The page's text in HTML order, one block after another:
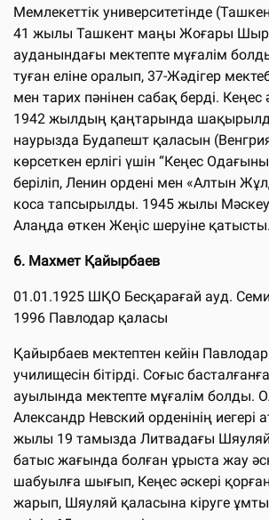
Мемлекеттік университетінде
41 жылы Ташкент маңы Жоғары
ауданындағы мектепте мұғалім
туған еліне оралып, 37-Жәдігер
мен тарих пәнінен сабақ берді. Кеңес
1942 жылдың қаңтарында
наурызда Будапешт қаласын
көрсеткен ерлігі үшін “Кеңес
беріліп, Ленин ордені мен «Алтын
коса тапсырылды. 1945 жылы
Алаңда өткен Жеңіс шеруіне қатысты.
6. Махмет Қайырбаев
01.01.1925 ШҚО Бесқарағай ауд.
1996 Павлодар қаласы
Қайырбаев мектептен кейін
училищесін бітірді. Соғыс
ауылында мектепте мұғалім болды.
Александр Невский орденінің иегері
жылы 19 тамызда Литвадағы
батыс жағында болған ұрыста жау
шабуылға шығып, Кеңес әскері
жарып, Шяуляй қаласына кіруге